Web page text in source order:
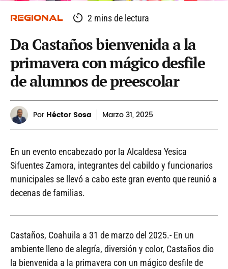
REGIONAL 2 mins de lectura
Da Castaños bienvenida a la
primavera con mágico desfile
de alumnos de preescolar
Por Héctor Sosa Marzo31, 2025
En un evento encabezado por la Alcaldesa Yesica
Sifuentes Zamora, integrantes del cabildo y funcionarios
municipales se llevó a cabo este gran evento que reunió a
decenas de familias.
Castaños, Coahuila a 31 de marzo del 2025.- En un
ambiente lleno de alegría, diversión y color, Castaños dio
la bienvenida a la primavera con un mágico desfile de